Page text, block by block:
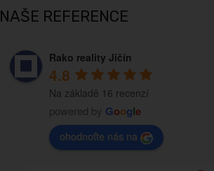
NAŠE REFERENCE
Rako reality Jičín
4.8
Na základě 16 recenzí
powered by Google
ohodnoťte nás na